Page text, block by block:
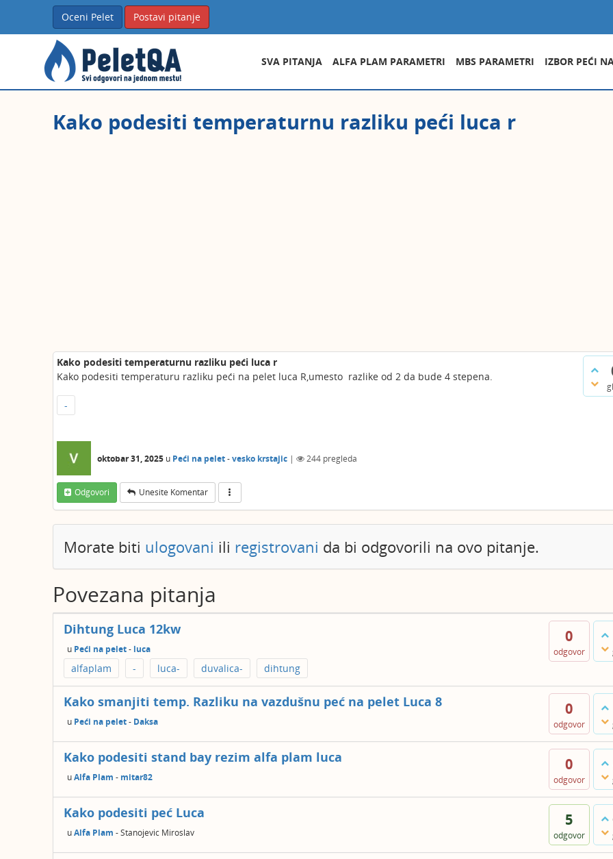
Oceni Pelet Postavi pitanje
SVA PITANJA ALFA PLAM PARAMETRI MBS PARAMETRI IZBOR PEĆI
Kako podesiti temperaturnu razliku peći luca r
Kako podesiti temperaturnu razliku peći luca r
Kako podesiti temperaturu razliku peći na pelet luca R,umesto razlike od 2 da bude 4 stepena.
-
oktobar 31, 2025 u Peći na pelet-vesko krstajic | 244 pregleda
Odgovori Unesite Komentar
Morate biti ulogovani ili registrovani da bi odgovorili na ovo pitanje.
Povezana pitanja
0
odgovor
Dihtung Luca 12kw
u Peći na pelet- luca
alfaplam - luca- duvalica- dihtung
0
odgovor
Kako smanjiti temp. Razliku na vazdušnu peć na pelet Luca 8
u Peći na pelet- Daksa
0
odgovor
Kako podesiti stand bay rezim alfa plam luca
uAlfa Plam - mitar82
5
odgovor
Kako podesiti peć Luca
uAlfa Plam -Stanojevic Miroslav